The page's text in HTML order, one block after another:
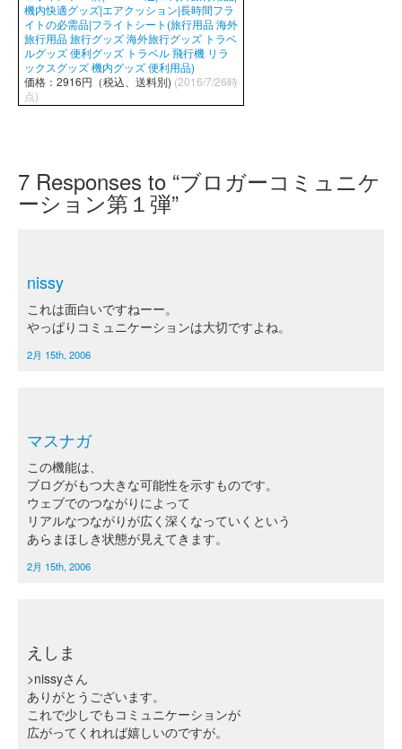
機内快適グッズ|エアクッション|長時間フラ
イトの必需品|フライトシート(旅行用品 海外
旅行用品 旅行グッズ 海外旅行グッズ トラベ
ルグッズ 便利グッズ トラベル 飛行機 リラ
ックスグッズ 機内グッズ 便利用品)
価格：2916円（税込、送料別) (2016/7/26時
点)
7 Responses to “ブロガーコミュニケ
ーション第１弾”
nissy
これは面白いですねーー。
やっぱりコミュニケーションは大切ですよね。
2月 15th, 2006
マスナガ
この機能は、
ブログがもつ大きな可能性を示すものです。
ウェブでのつながりによって
リアルなつながりが広く深くなっていくという
あらまほしき状態が見えてきます。
2月 15th, 2006
えしま
>nissyさん
ありがとうございます。
これで少しでもコミュニケーションが
広がってくれれば嬉しいのですが。